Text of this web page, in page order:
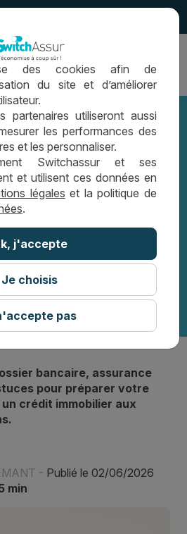
obtenir son crédit
SWITCHASSUR
OBTENIR SON CRÉDIT
bancaire, assurance
pour préparer votre
crédit immobilier aux
- Publié le 02/06/2026
min
des cookies afin de
du site et d’améliorer
partenaires utiliseront aussi
les performances des
et les personnaliser.
Switchassur et ses
et utilisent ces données en
légales et la politique de
.
j'accepte
Je choisis
pas